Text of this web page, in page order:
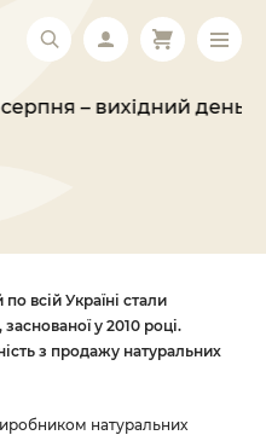
– вихідний день.
всій Україні стали
у 2010 році.
з продажу натуральних
натуральних